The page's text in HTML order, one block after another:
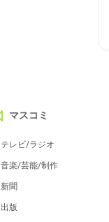
マスコミ
テレビ/ラジオ
音楽/芸能/制作
新聞
出版